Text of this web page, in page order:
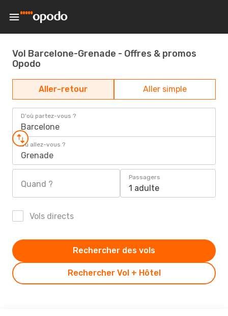
Vol Barcelone-Grenade - Offres & promos
Opodo
Aller-retour Aller simple
D'où partez-vous ?
Barcelone
Où allez-vous ?
Grenade
Quand ?
Passagers
1 adulte
Vols directs
Rechercher Vol + Hôtel
Rechercher des vols